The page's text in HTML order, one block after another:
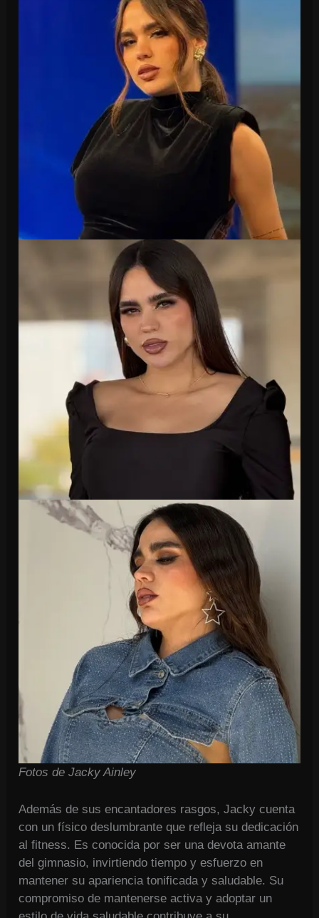
Fotos de Jacky Ainley
Además de sus encantadores rasgos, Jacky cuenta
con un físico deslumbrante que refleja su dedicación
al fitness. Es conocida por ser una devota amante
del gimnasio, invirtiendo tiempo y esfuerzo en
mantener su apariencia tonificada y saludable. Su
compromiso de mantenerse activa y adoptar un